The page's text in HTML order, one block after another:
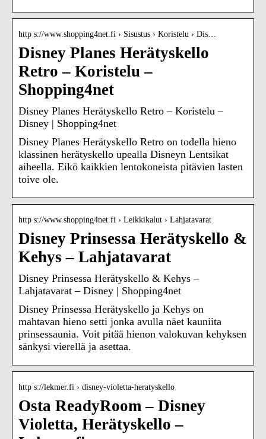
http s://www.shopping4net.fi › Sisustus › Koristelu › Dis…
Disney Planes Herätyskello
Retro – Koristelu –
Shopping4net
Disney Planes Herätyskello Retro – Koristelu –
Disney | Shopping4net
Disney Planes Herätyskello Retro on todella hieno
klassinen herätyskello upealla Disneyn Lentsikat
aiheella. Eikö kaikkien lentokoneista pitävien lasten
toive ole.
http s://www.shopping4net.fi › Leikkikalut › Lahjatavarat
Disney Prinsessa Herätyskello &
Kehys – Lahjatavarat
Disney Prinsessa Herätyskello & Kehys –
Lahjatavarat – Disney | Shopping4net
Disney Prinsessa Herätyskello ja Kehys on
mahtavan hieno setti jonka avulla näet kauniita
prinsessaunia. Voit pitää hienon valokuvan kehyksen
sänkysi vierellä ja asettaa.
http s://lekmer.fi › disney-violetta-heratyskello
Osta ReadyRoom – Disney
Violetta, Herätyskello –